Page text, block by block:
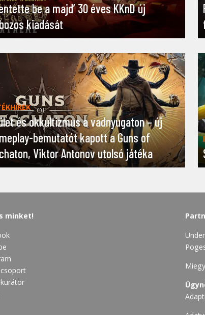
be a majd’ 30 éves KKnD új
kiadását
és okkultizmus a vadnyugaton – új
bemutatót kapott a Guns of
Viktor Antonov utolsó játéka
minket!